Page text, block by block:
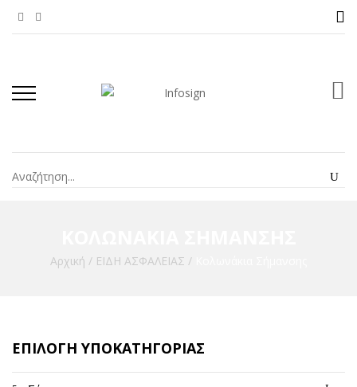
Αρχική / ΕΙΔΗ ΑΣΦΑΛΕΙΑΣ /
ΕΠΙΛΟΓΉ ΥΠΟΚΑΤΗΓΟΡΊΑΣ